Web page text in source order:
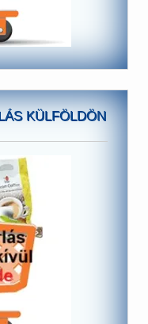
KÜLFÖLDÖN